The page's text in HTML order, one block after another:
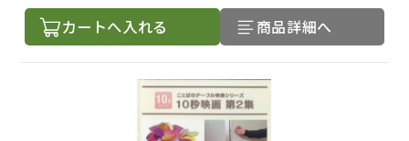
カートへ入れる 商品詳細へ